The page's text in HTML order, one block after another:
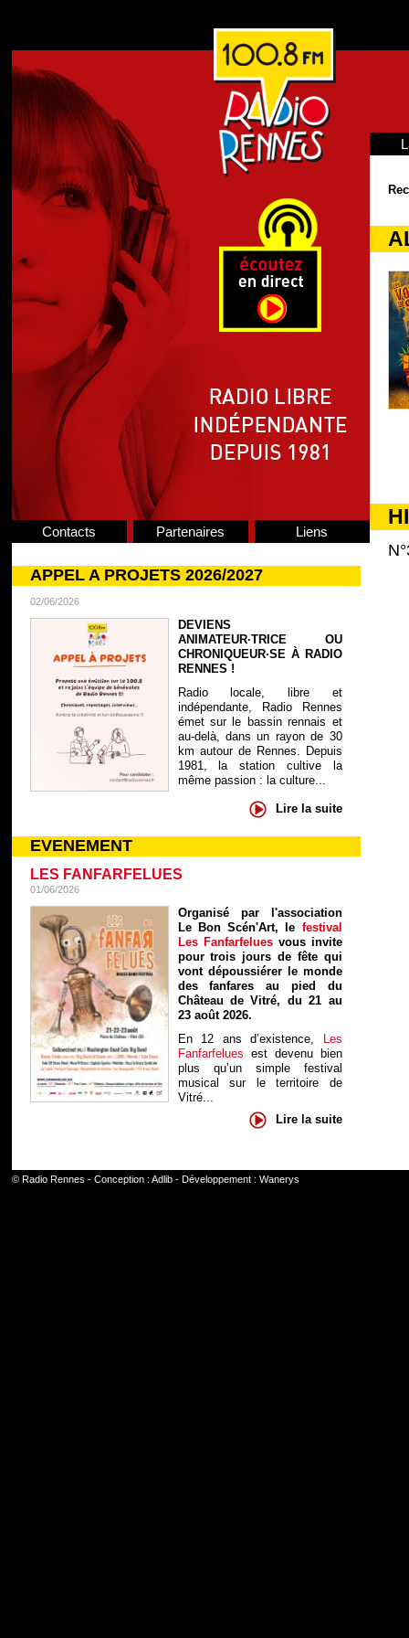
Contacts Partenaires Liens
APPEL A PROJETS 2026/2027
02/06/2026
DEVIENS
ANIMATEUR·TRICE OU
CHRONIQUEUR·SE À RADIO
RENNES !
Radio locale, libre et
indépendante, Radio Rennes
émet sur le bassin rennais et
au-delà, dans un rayon de 30
km autour de Rennes. Depuis
1981, la station cultive la
même passion : la culture...
Lire la suite
EVENEMENT
LES FANFARFELUES
01/06/2026
Organisé par l'association
Le Bon Scén'Art, le festival
Les Fanfarfelues vous invite
pour trois jours de fête qui
vont dépoussiérer le monde
des fanfares au pied du
Château de Vitré, du 21 au
23 août 2026.
En 12 ans d’existence, Les
Fanfarfelues est devenu bien
plus qu’un simple festival
musical sur le territoire de
Vitré...
Lire la suite
© Radio Rennes - Conception : Adlib- Développement : Wanerys